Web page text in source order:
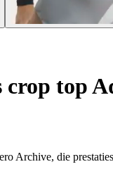
crop top
Archive, die